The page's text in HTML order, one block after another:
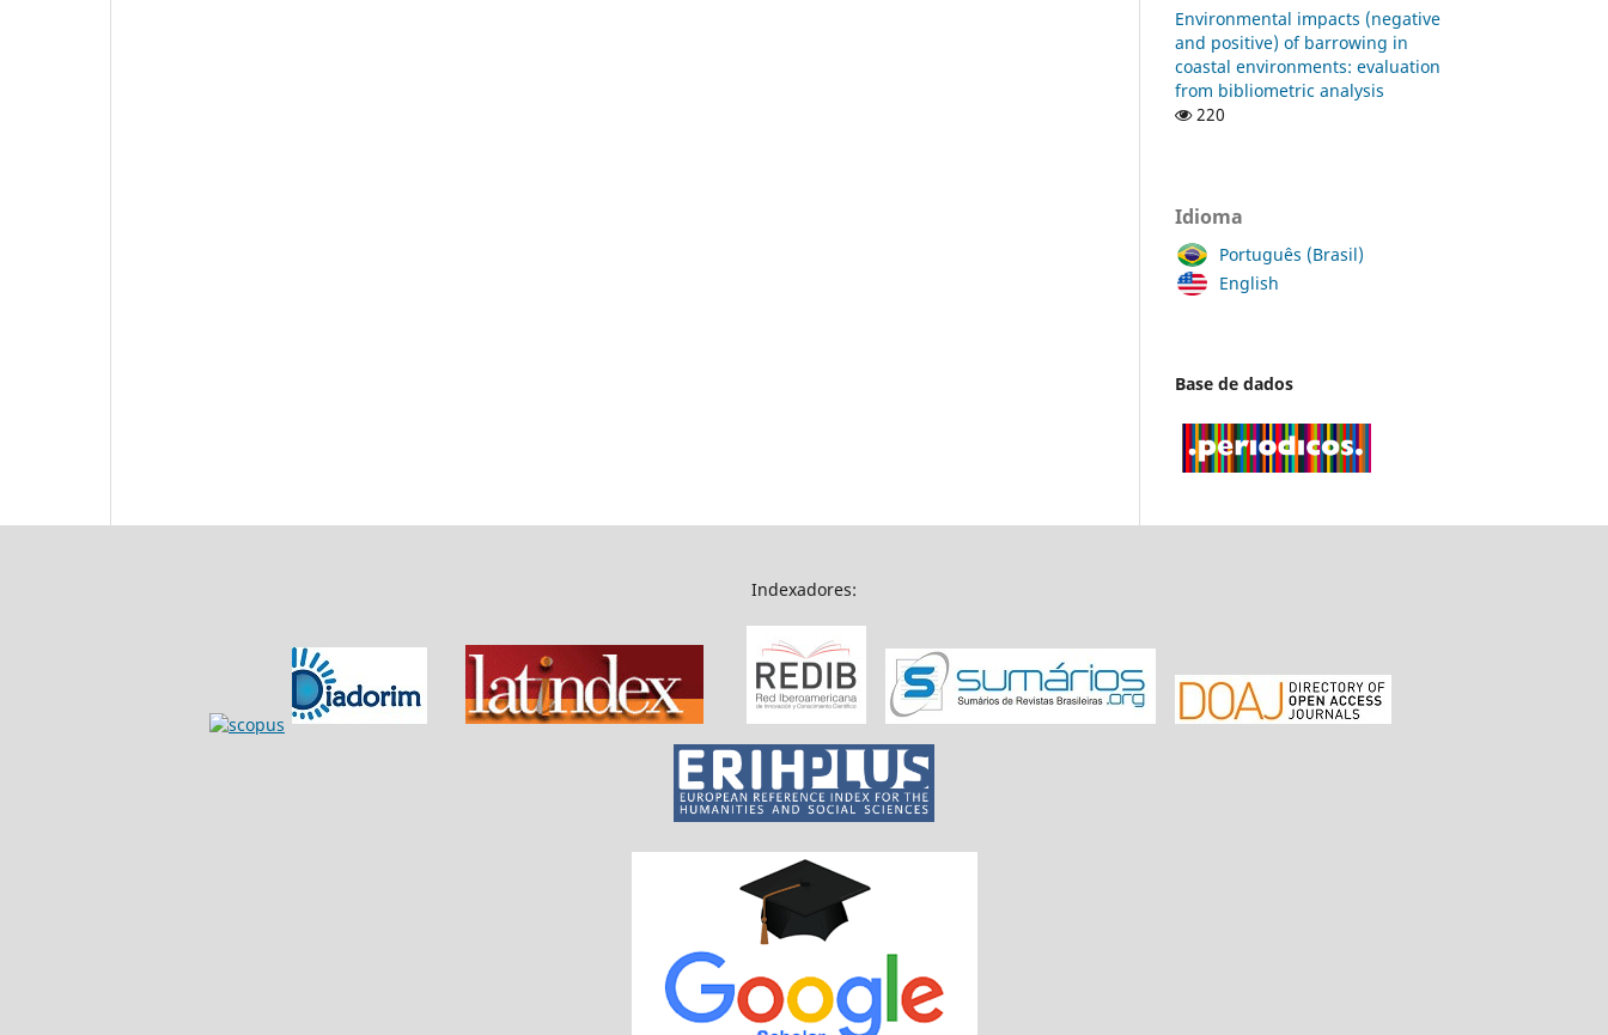
Environmental impacts (negative
and positive) of barrowing in
coastal environments: evaluation
from bibliometric analysis
220
Idioma
Português (Brasil)
English
Base de dados
Indexadores: